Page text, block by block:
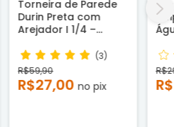
Torneira de Parede
Durin Preta com
Arejador I 1/4 –
Alta Resistência(3)
R$59,90
R$27,00no pix
e